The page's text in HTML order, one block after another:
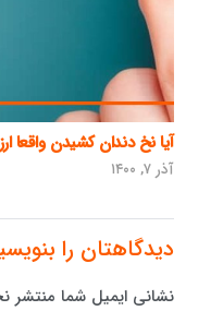
آیا نخ دندان کشیدن واقعا
آذر ۷, ۱۴۰۰
دیدگاهتان را
نشانی ایمیل شما منتشر